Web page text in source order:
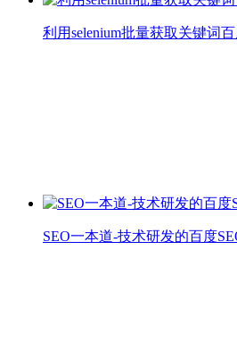
利用selenium批量获取关键词
SEO一本道-技术研发的百度